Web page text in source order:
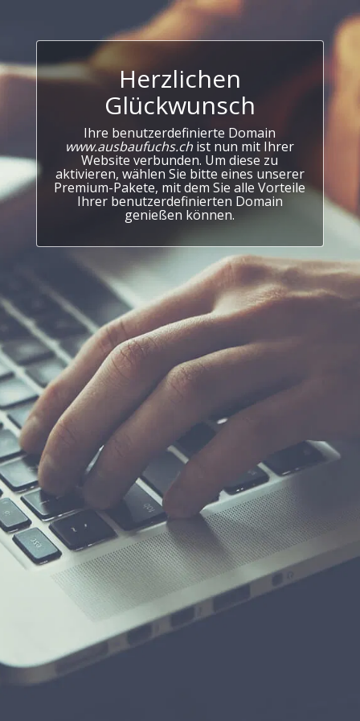
Herzlichen
Glückwunsch
Ihre benutzerdefinierte Domain
www.ausbaufuchs.ch ist nun mit Ihrer
Website verbunden. Um diese zu
aktivieren, wählen Sie bitte eines unserer
Premium-Pakete, mit dem Sie alle Vorteile
Ihrer benutzerdefinierten Domain
genießen können.